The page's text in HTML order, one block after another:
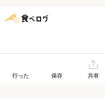
行った 保存 共有